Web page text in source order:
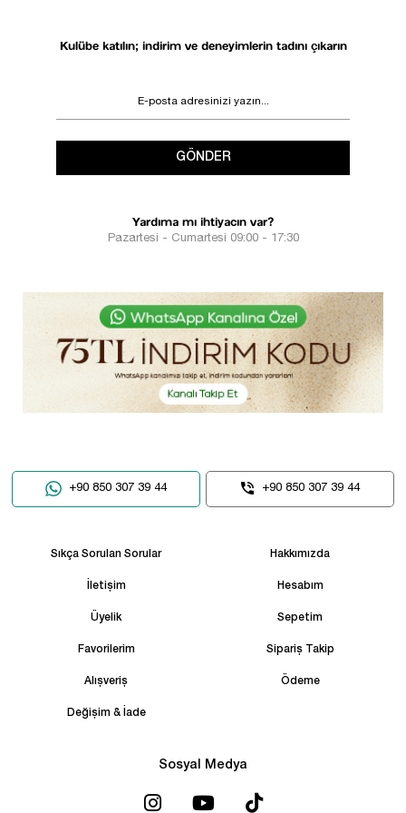
Kulübe katılın; indirim ve deneyimlerin tadını çıkarın
GÖNDER
Yardıma mı ihtiyacın var?
Pazartesi - Cumartesi 09:00 - 17:30
+90 850 307 39 44 +90 850 307 39 44
Sıkça Sorulan Sorular Hakkımızda
İletişim Hesabım
Üyelik Sepetim
Favorilerim Sipariş Takip
Alışveriş Ödeme
Değişim & İade
Sosyal Medya